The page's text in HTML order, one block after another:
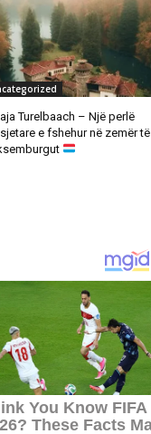
Turelbaach – Një perlë
e fshehur në zemër të